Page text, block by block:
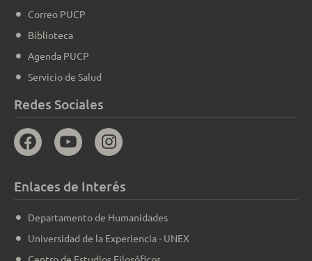
Correo PUCP
Biblioteca
Agenda PUCP
Servicio de Salud
Redes Sociales
Enlaces de Interés
Departamento de Humanidades
Universidad de la Experiencia - UNEX